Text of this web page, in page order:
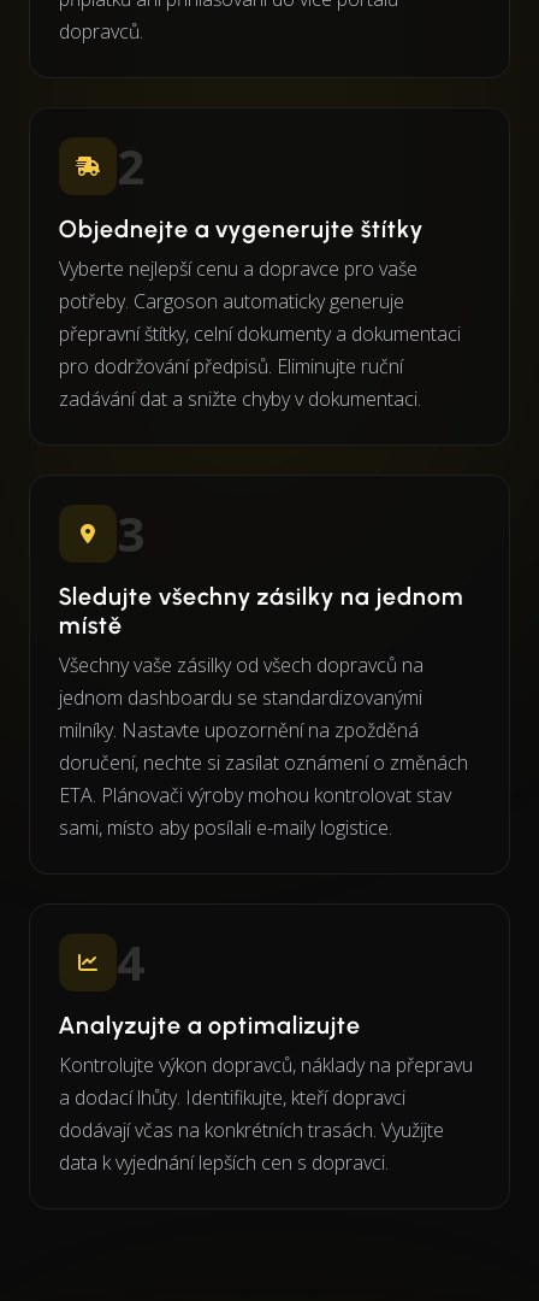
dopravců.
2
Objednejte a vygenerujte štítky
Vyberte nejlepší cenu a dopravce pro vaše
potřeby. Cargoson automaticky generuje
přepravní štítky, celní dokumenty a dokumentaci
pro dodržování předpisů. Eliminujte ruční
zadávání dat a snižte chyby v dokumentaci.
3
Sledujte všechny zásilky na jednom
místě
Všechny vaše zásilky od všech dopravců na
jednom dashboardu se standardizovanými
milníky. Nastavte upozornění na zpožděná
doručení, nechte si zasílat oznámení o změnách
ETA. Plánovači výroby mohou kontrolovat stav
sami, místo aby posílali e-maily logistice.
4
Analyzujte a optimalizujte
Kontrolujte výkon dopravců, náklady na přepravu
a dodací lhůty. Identifikujte, kteří dopravci
dodávají včas na konkrétních trasách. Využijte
data k vyjednání lepších cen s dopravci.